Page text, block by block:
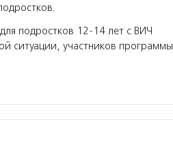
подростков 12-14 лет с ВИЧ
ситуации, участников программы